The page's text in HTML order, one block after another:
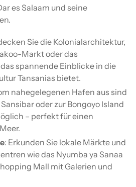
es Salaam und seine
Sie die Kolonialarchitektur,
Markt oder das
spannende Einblicke in die
Tansanias bietet.
nahegelegenen Hafen aus sind
oder zur Bongoyo Island
– perfekt für einen
: Erkunden Sie lokale Märkte und
wie das Nyumba ya Sanaa
Mall mit Galerien und